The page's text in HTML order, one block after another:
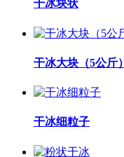
干冰块状
干冰大块（5公斤）
干冰细粒子